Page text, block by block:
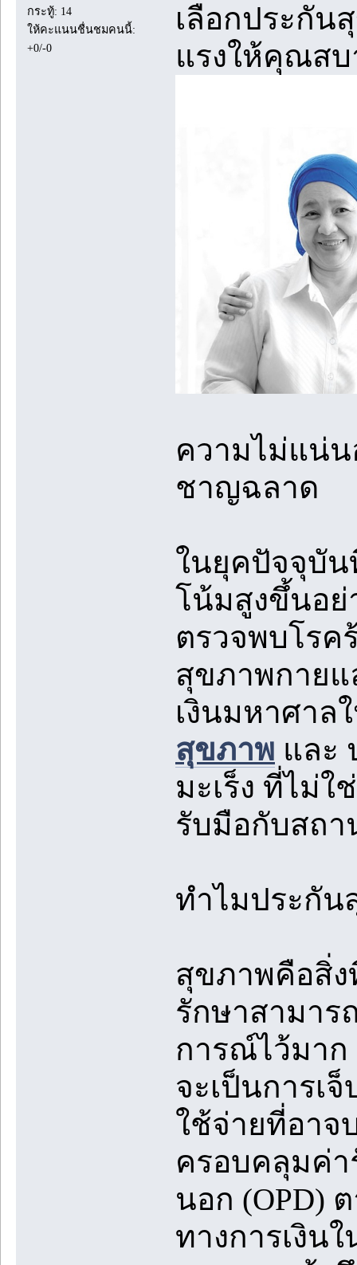
กระทู้: 14
ให้คะแนนชื่นชมคนนี้:
+0/-0
เลือกประกัน
แรงให้คุณสบ
ความไม่แน่น
ชาญฉลาด
ในยุคปัจจุบั
โน้มสูงขึ้นอย่
ตรวจพบโรค
สุขภาพกายแ
เงินมหาศา
สุขภาพ และ
มะเร็ง ที่ไม่
รับมือกับสถ
ทำไมประกัน
สุขภาพคือสิ่ง
รักษาสามาร
การณ์ไว้มาก
จะเป็นการเ
ใช้จ่ายที่อาจ
ครอบคลุมค่า
นอก (OPD)
ทางการเงิน